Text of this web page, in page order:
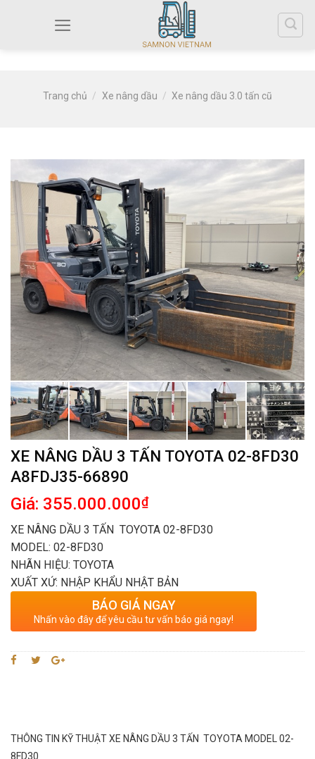
Trang chủ / Xe nâng dầu / Xe nâng dầu 3.0 tấn cũ
XE NÂNG DẦU 3 TẤN TOYOTA 02-8FD30
A8FDJ35-66890
Giá: 355.000.000₫
XE NÂNG DẦU 3 TẤN TOYOTA 02-8FD30
MODEL: 02-8FD30
NHÃN HIỆU: TOYOTA
XUẤT XỨ: NHẬP KHẨU NHẬT BẢN
BÁO GIÁ NGAY
Nhấn vào đây để yêu cầu tư vấn báo giá ngay!
THÔNG TIN KỸ THUẬT XE NÂNG DẦU 3 TẤN TOYOTA MODEL 02-
8FD30